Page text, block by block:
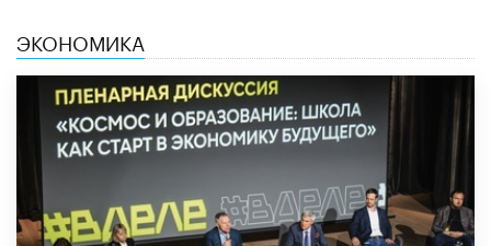
ЭКОНОМИКА